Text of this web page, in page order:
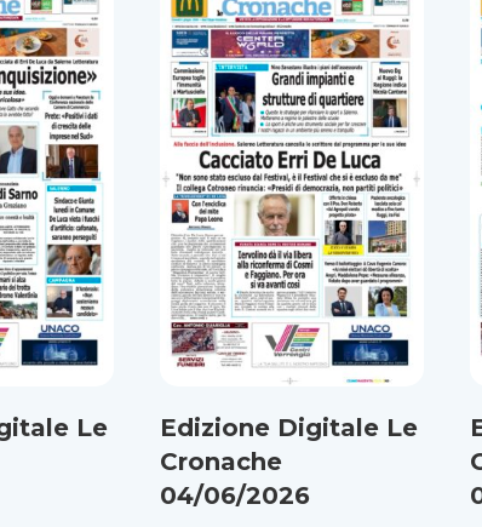
Le
Edizione Digitale Le
Cronache
04/06/2026